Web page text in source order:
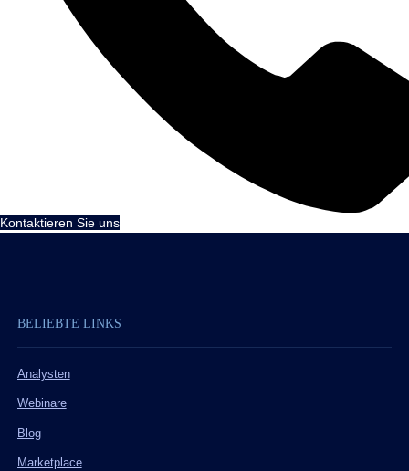
Kontaktieren Sie uns
BELIEBTE LINKS
Analysten
Webinare
Blog
Marketplace